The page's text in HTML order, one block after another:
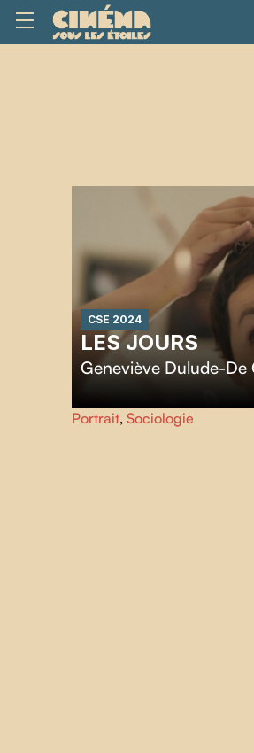
CSE 2024
LES JOURS
Geneviève Dulude-De
Sans fausse pudeur, un
jeune femme en lutte contre un
Portrait, Sociologie